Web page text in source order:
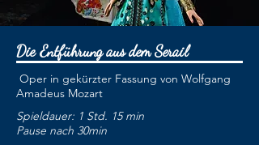
Die Entführung aus dem Serail
Oper in gekürzter Fassung von Wolfgang
Amadeus Mozart
Spieldauer: 1 Std. 15 min
Pause nach 30min